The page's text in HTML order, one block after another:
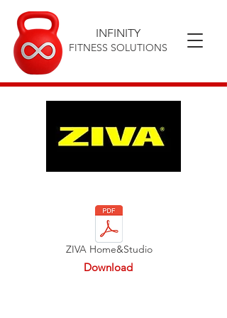
INFINITY
FITNESS SOLUTIONS
ZIVA Home&Studio
Download